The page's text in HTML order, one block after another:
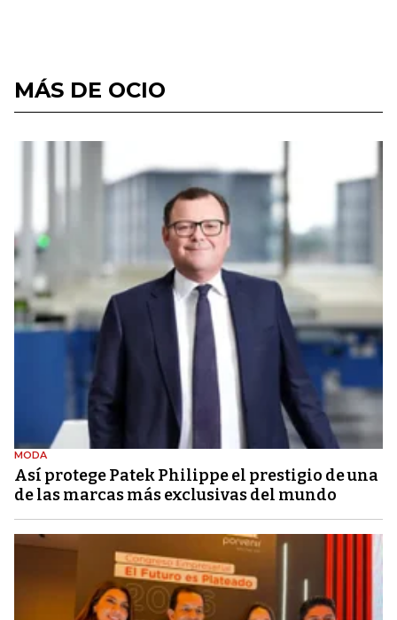
MÁS DE OCIO
MODA
Así protege Patek Philippe el prestigio de una
de las marcas más exclusivas del mundo